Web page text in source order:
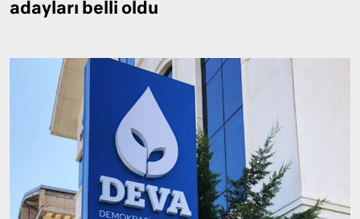
adayları belli oldu